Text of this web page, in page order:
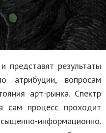
представят результаты
атрибуции, вопросам
арт-рынка. Спектр
процесс проходит
информационно.